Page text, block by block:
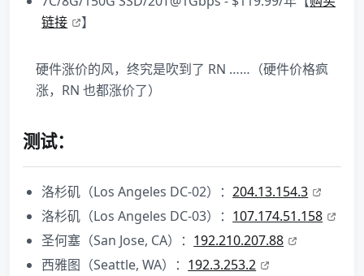
链接
】
硬件涨价的风，终究是吹到了 RN ……（硬件价格疯
涨，RN 也都涨价了）
测试：
洛杉矶（Los Angeles DC-02）：204.13.154.3
洛杉矶（Los Angeles DC-03）： 107.174.51.158
圣何塞（San Jose, CA）： 192.210.207.88
西雅图（Seattle, WA）： 192.3.253.2